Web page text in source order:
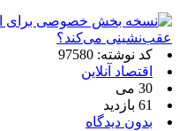
کد نوشته: 97580
اقتصاد آنلاین
30 می
61 بازدید
بدون دیدگاه